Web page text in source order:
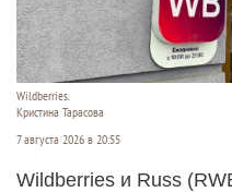
Wildberries.
Кристина Тарасова
7 августа 2026 в 20:55
Wildberries и Russ